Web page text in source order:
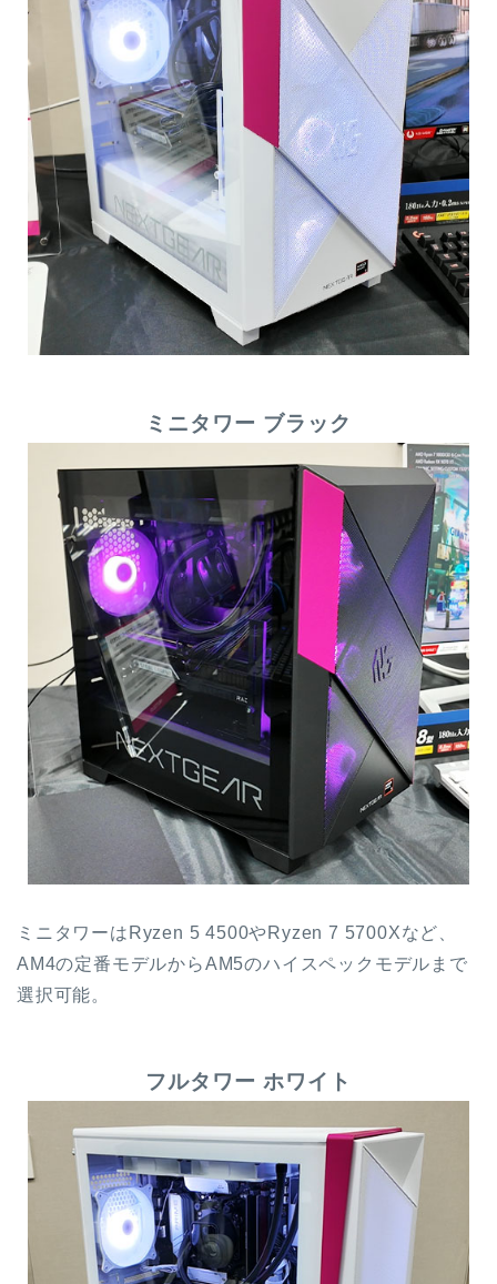
ミニタワー ブラック
ミニタワーはRyzen 5 4500やRyzen 7 5700Xなど、
AM4の定番モデルからAM5のハイスペックモデルまで
選択可能。
フルタワー ホワイト